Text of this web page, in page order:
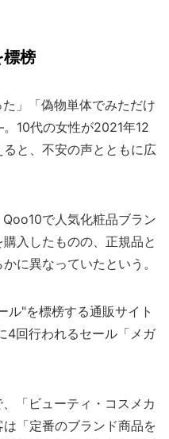
標榜
」「偽物単体でみただけ
10代の女性が2021年12
と、不安の声とともに広
で人気化粧品ブラン
入したものの、正規品と
に異なっていたという。
"を標榜する通販サイト
4回行われるセール「メガ
「ビューティ・コスメカ
「定番のブランド商品を